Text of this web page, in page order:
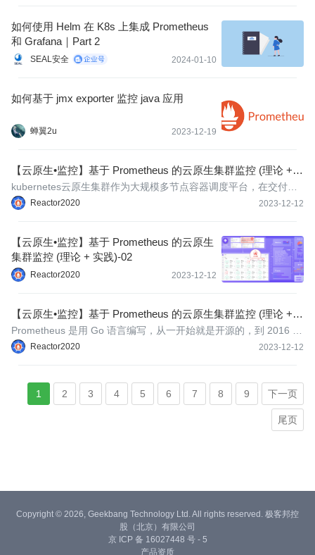
如何使用 Helm 在 K8s 上集成 Prometheus
和 Grafana｜Part 2
SEAL安全 2024-01-10
如何基于 jmx exporter 监控 java 应用
蝉翼2u 2023-12-19
【云原生•监控】基于 Prometheus 的云原生集群监控 (理论 +
实践)-03
Reactor2020 2023-12-12
kubernetes云原生集群作为大规模多节点容器调度平台，在交付和
部署上的巨大优势逐渐让其称为一种技术趋势，如基于工作负载快
【云原生•监控】基于 Prometheus 的云原生
集群监控 (理论 + 实践)-02
Reactor2020 2023-12-12
【云原生•监控】基于 Prometheus 的云原生集群监控 (理论 +
实践)-01
Reactor2020 2023-12-12
Prometheus 是用 Go 语言编写，从一开始就是开源的，到 2016 年
Prometheus 成为继 Kubernetes 之后，成为 CNCF 的第二个成
1
2 3 4 5 6 7 8 9 下一页
尾页
Copyright © 2026, Geekbang Technology Ltd. All rights reserved. 极客邦控
股（北京）有限公司
京 ICP 备 16027448 号 - 5
产品资质